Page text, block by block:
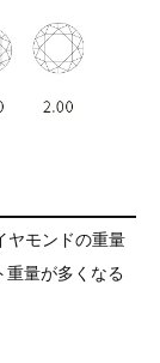
ヤモンドの重量
重量が多くなる